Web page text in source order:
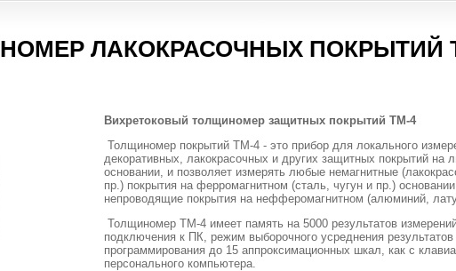
ЛАКОКРАСОЧНЫХ ПОКРЫТИЙ
Вихретоковый толщиномер защитных покрытий ТМ-4
Толщиномер покрытий ТМ-4 - это прибор для локального
декоративных, лакокрасочных и других защитных покрытий на
основании, и позволяет измерять любые немагнитные
пр.) покрытия на ферромагнитном (сталь, чугун и пр.)
непроводящие покрытия на нефферомагнитном (алюминий,
Толщиномер ТМ-4 имеет память на 5000 результатов
подключения к ПК, режим выборочного усреднения
программирования до 15 аппроксимационных шкал, как с
персонального компьютера.